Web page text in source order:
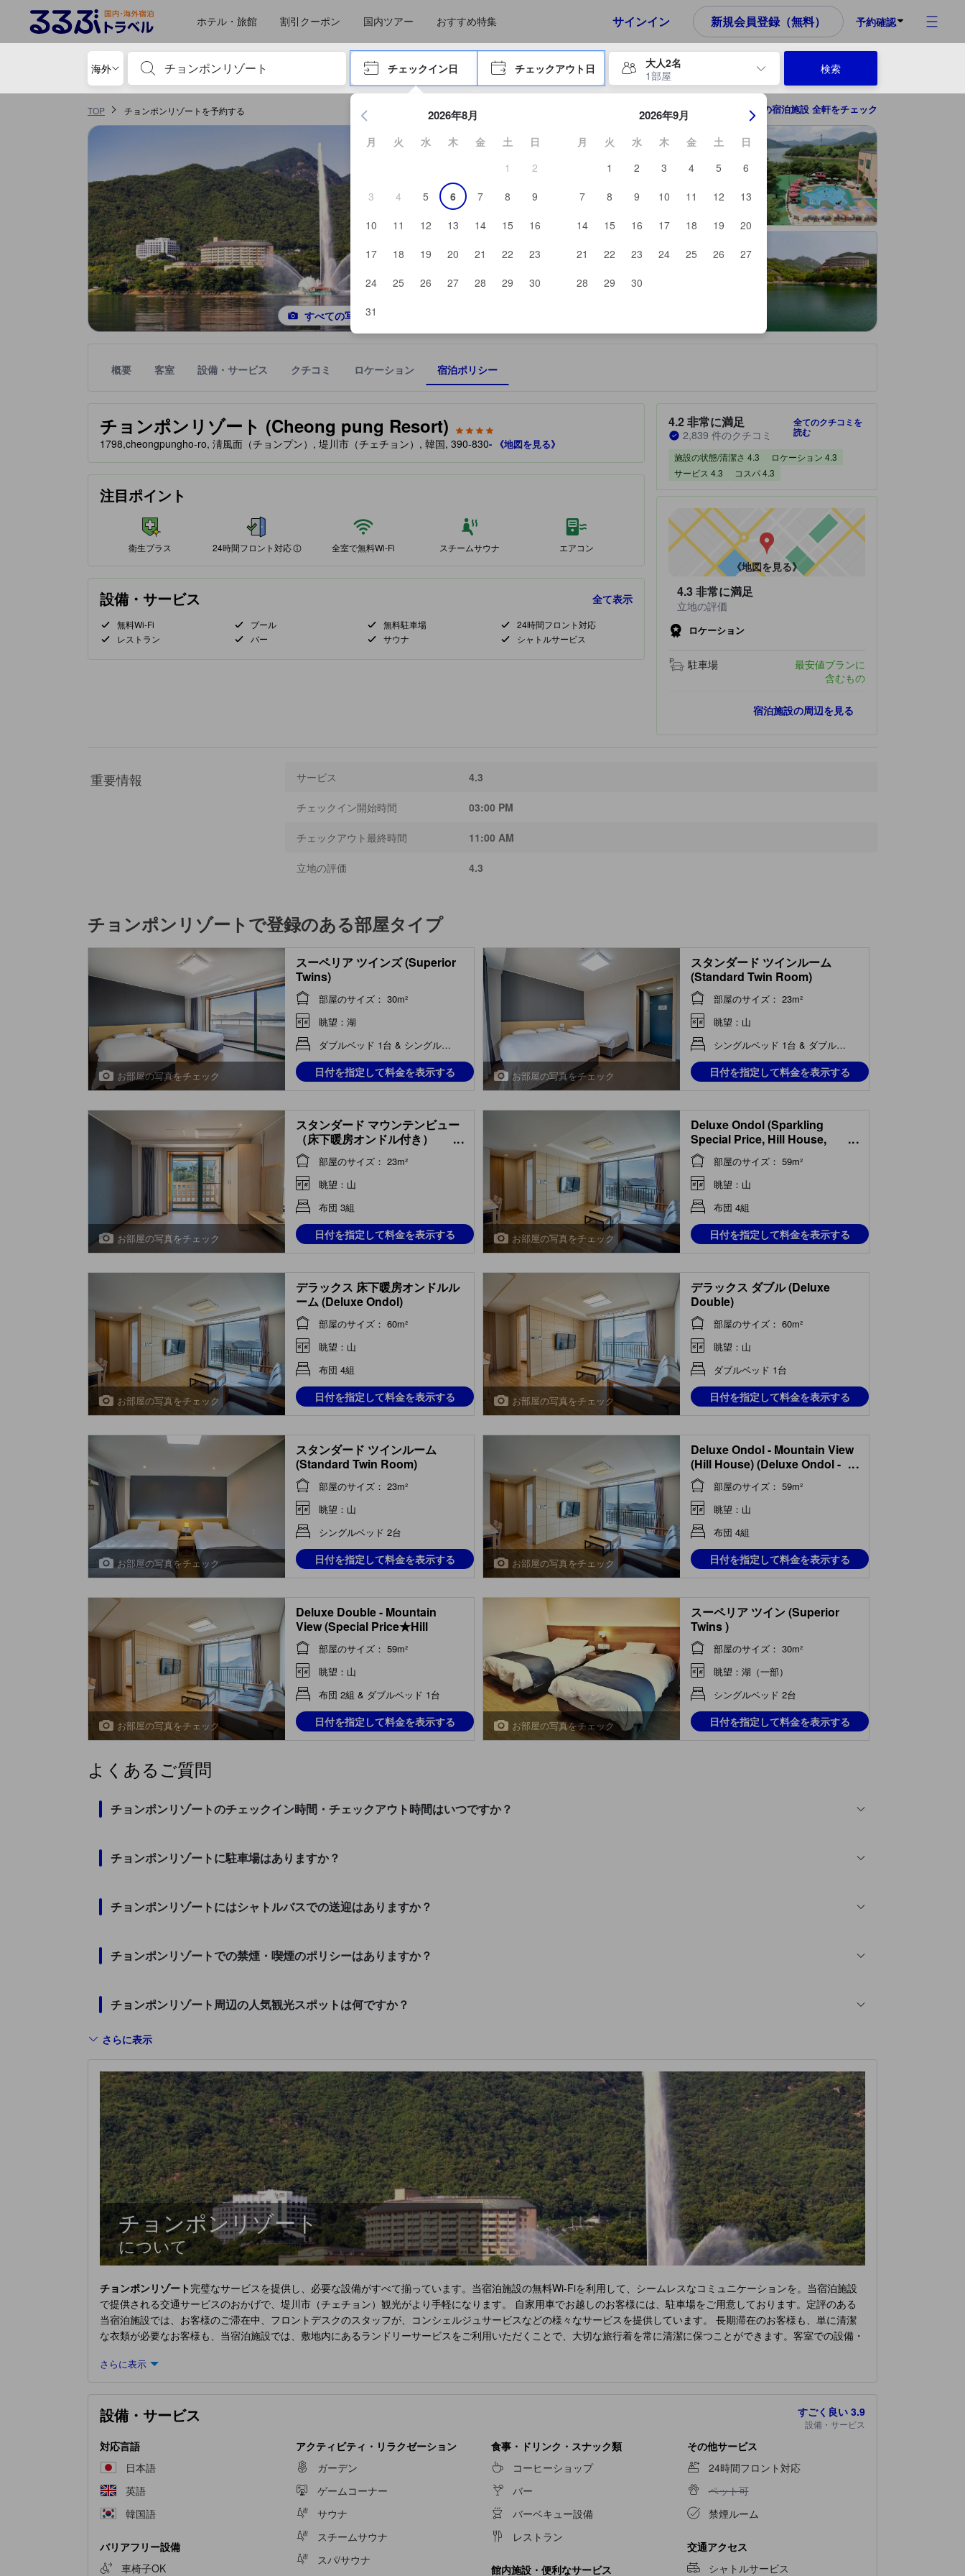
ホテル・旅館 割引クーポン 国内ツアー おすすめ特集 サインイン 新規会員登録（無料） 予約確認
海外
宿泊施設名やキーワードを入力し、矢印キーやタブキーで進み、エンターキーを押して内容を確定して、検索します。
チェックイン日 チェックアウト日
大人2名
1部屋
エンターキーを押して日付選択画面の操作を開始します。方向キーを使用して、チェックイン日とチェックアウト日を移動します。
2026年8月
月 火 水 木 金 土
日
1
2
3
4 5 6 7 8
9
10
11 12 13 14 15
16
17
18 19 20 21 22
23
24
25 26 27 28 29
30
31
2026年9月
月 火 水 木 金 土
日
1
2 3 4 5
6
7
8 9 10 11 12
13
14
15 16 17 18 19
20
21
22 23 24 25 26
27
28
29 30
検索
TOP チョンポンリゾートを予約する 堤川市（チェチョン）の宿泊施設 全軒をチェック
すべての写真を見る
概要 客室 設備・サービス クチコミ ロケーション 宿泊ポリシー
チョンポンリゾート (Cheong pung Resort)
星評価、最高5の内4
tooltip
星評価は、提携サイトから受け取った情報であり、宿泊施設に備わっていると予測される快適さや客室のレベルを示すものです。
1798,cheongpungho-ro, 淸風面（チョンプン）, 堤川市（チェチョン）, 韓国, 390-830- 《地図を見る》
注目ポイント
衛生プラス 24時間フロント対応
24時間フロント対応
12%が好評価
全室で無料Wi-Fi スチームサウナ エアコン
設備・サービス 全て表示
無料Wi-Fi プール 無料駐車場
24時間フロント対応
レストラン
バー サウナ シャトルサービス
宿泊施設のクチコミスコア：4.2 / 5 非常に満足 2,839 件のクチコミ
4.2非常に満足
2,839 件のクチコミ
全てのクチコミを
読む
施設の状態/清潔さ 4.3
ロケーション 4.3
サービス 4.3
コスパ 4.3
《地図を見る》
4.3非常に満足
立地の評価
ロケーション
駐車場
最安値プランに
含むもの
宿泊施設の周辺を見る
重要情報 サービス 4.3
チェックイン開始時間 03:00 PM
チェックアウト最終時間 11:00 AM
立地の評価 4.3
チョンポンリゾートで登録のある部屋タイプ
お部屋の写真をチェック
スーペリア ツインズ (Superior
Twins)
部屋のサイズ： 30m²
眺望：湖
ダブルベッド 1台 & シングルベッド 1台
日付を指定して料金を表示する お部屋の写真をチェック
スタンダード ツインルーム
(Standard Twin Room)
部屋のサイズ： 23m²
眺望：山
シングルベッド 1台 & ダブルベッド 1台
日付を指定して料金を表示する
お部屋の写真をチェック
スタンダード マウンテンビュー
（床下暖房オンドル付き）
(Standard Ondol Mountain
View)
...
部屋のサイズ： 23m²
眺望：山
布団 3組
日付を指定して料金を表示する お部屋の写真をチェック
Deluxe Ondol (Sparkling
Special Price, Hill House,
Mountain View)
...
部屋のサイズ： 59m²
眺望：山
布団 4組
日付を指定して料金を表示する
お部屋の写真をチェック
デラックス 床下暖房オンドルル
ーム (Deluxe Ondol)
部屋のサイズ： 60m²
眺望：山
布団 4組
日付を指定して料金を表示する お部屋の写真をチェック
デラックス ダブル (Deluxe
Double)
部屋のサイズ： 60m²
眺望：山
ダブルベッド 1台
日付を指定して料金を表示する
お部屋の写真をチェック
スタンダード ツインルーム
(Standard Twin Room)
部屋のサイズ： 23m²
眺望：山
シングルベッド 2台
日付を指定して料金を表示する お部屋の写真をチェック
Deluxe Ondol - Mountain View
(Hill House) (Deluxe Ondol -
Mountain View (hill House))
...
部屋のサイズ： 59m²
眺望：山
布団 4組
日付を指定して料金を表示する
お部屋の写真をチェック
Deluxe Double - Mountain
View (Special Price★Hill
House)部屋のサイズ： 59m²
眺望：山
布団 2組 & ダブルベッド 1台
日付を指定して料金を表示する お部屋の写真をチェック
スーペリア ツイン (Superior
Twins )
部屋のサイズ： 30m²
眺望：湖（一部）
シングルベッド 2台
日付を指定して料金を表示する
よくあるご質問
チョンポンリゾートのチェックイン時間・チェックアウト時間はいつですか？
チョンポンリゾートに駐車場はありますか？
チョンポンリゾートにはシャトルバスでの送迎はありますか？
チョンポンリゾートでの禁煙・喫煙のポリシーはありますか？
チョンポンリゾート周辺の人気観光スポットは何ですか？
さらに表示
チョンポンリゾート
について
チョンポンリゾート 完璧なサービスを提供し、必要な設備がすべて揃っています。当宿泊施設の無料Wi-Fiを利用して、シームレスなコミュニケーションを。当宿泊施設
で提供される交通サービスのおかげで、堤川市（チェチョン）観光がより手軽になります。 自家用車でお越しのお客様には、駐車場をご用意しております。定評のある
当宿泊施設では、お客様のご滞在中、フロントデスクのスタッフが、コンシェルジュサービスなどの様々なサービスを提供しています。 長期滞在のお客様も、単に清潔
な衣類が必要なお客様も、当宿泊施設では、敷地内にあるランドリーサービスをご利用いただくことで、大切な旅行着を常に清潔に保つことができます。客室での設備・
施設でのワンランク上の体験をお楽しみいただけるよう、一部の客室にはエアコンやリネンサービスが備わっており、より快適にご滞在いただけます。 一部の客室のバ
す！チョンポンリゾート には、お客様が楽しめるレクリエーション設備があります。当宿泊施設内の便利な場所にあるスパ施設で、毎日の疲れを癒しましょう。
さらに表示
設備・サービス すごく良い 3.9
設備・サービス
対応言語
日本語
英語
韓国語
バリアフリー設備
車椅子OK
アクティビティ・リラクゼーション
ガーデン
ゲームコーナー
サウナ
スチームサウナ
スパ/サウナ
食事・ドリンク・スナック類
コーヒーショップ
バー
バーベキュー設備
レストラン
館内施設・便利なサービス
その他サービス
24時間フロント対応
ペット可不可
ペット可
禁煙ルーム
交通アクセス
シャトルサービス
るるぶトラベルに掲載されているクチコミは実際に予約をし、宿泊を終えたゲストから提供されています。実際の経験に基づいた内容であるため、これから宿泊選びをされるユーザーにとっても参考となる信頼で